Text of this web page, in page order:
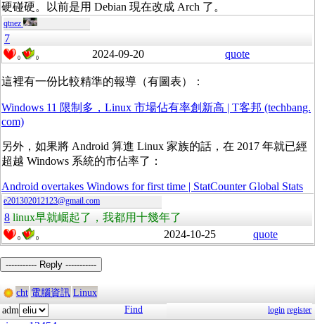
硬碰硬。以前是用 Debian 現在改成 Arch 了。
qtnez
7
0 0 2024-09-20 quote
這裡有一份比較精準的報導（有圖表）：
Windows 11 限制多，Linux 市場佔有率創新高 | T客邦 (techbang.
com)
另外，如果將 Android 算進 Linux 家族的話，在 2017 年就已經
超越 Windows 系統的市佔率了：
Android overtakes Windows for first time | StatCounter Global Stats
e201302012123@gmail.com
8 linux早就崛起了，我都用十幾年了
0 0 2024-10-25 quote
----------- Reply -----------
cht 電腦資訊 Linux
adm
Find login register